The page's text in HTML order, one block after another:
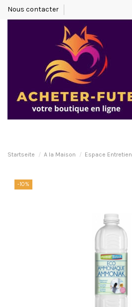
Nous contacter
Startseite A la Maison Espace Entretien
-10%